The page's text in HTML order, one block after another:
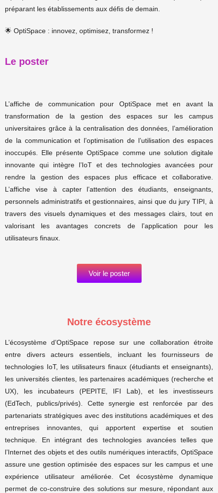
préparant les établissements aux défis de demain.
🌟 OptiSpace : innovez, optimisez, transformez !
Le poster
L’affiche de communication pour OptiSpace met en avant la
transformation de la gestion des espaces sur les campus
universitaires grâce à la centralisation des données, l’amélioration
de la communication et l’optimisation de l’utilisation des espaces
inoccupés. Elle présente OptiSpace comme une solution digitale
innovante qui intègre l’IoT et des technologies avancées pour
rendre la gestion des espaces plus efficace et collaborative.
L’affiche vise à capter l’attention des étudiants, enseignants,
personnels administratifs et gestionnaires, ainsi que du jury TIPI, à
travers des visuels dynamiques et des messages clairs, tout en
valorisant les avantages concrets de l’application pour les
utilisateurs finaux.
Voir le poster
Notre écosystème
L’écosystème d’OptiSpace repose sur une collaboration étroite
entre divers acteurs essentiels, incluant les fournisseurs de
technologies IoT, les utilisateurs finaux (étudiants et enseignants),
les universités clientes, les partenaires académiques (recherche et
UX), les incubateurs (PEPITE, IFI Lab), et les investisseurs
(EdTech, publics/privés). Cette synergie est renforcée par des
partenariats stratégiques avec des institutions académiques et des
entreprises innovantes, qui apportent expertise et soutien
technique. En intégrant des technologies avancées telles que
l’Internet des objets et des outils numériques interactifs, OptiSpace
assure une gestion optimisée des espaces sur les campus et une
expérience utilisateur améliorée. Cet écosystème dynamique
permet de co-construire des solutions sur mesure, répondant aux